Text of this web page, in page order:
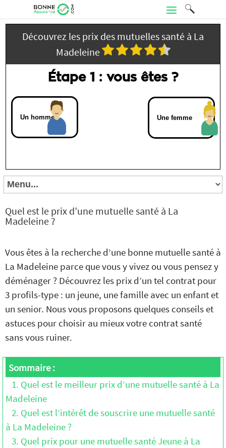
Découvrez les prix des mutuelles santé à La
Madeleine
Étape 1 : vous êtes ?
Un homme Une femme
Quel est le prix d’une mutuelle santé à La
Madeleine ?
Vous êtes à la recherche d’une bonne mutuelle santé à
La Madeleine parce que vous y vivez ou vous pensez y
déménager ? Découvrez les prix d’un tel contrat pour
3 profils-type : un jeune, une famille avec un enfant et
un senior. Nous vous proposons quelques conseils et
astuces pour choisir au mieux votre contrat santé
sans vous ruiner.
Sommaire :
1. Quel est le meilleur prix d’une mutuelle santé à La
Madeleine
2. Quel est l’intérêt de souscrire une mutuelle santé
à La Madeleine ?
3. Quel prix pour une mutuelle santé Jeune à La